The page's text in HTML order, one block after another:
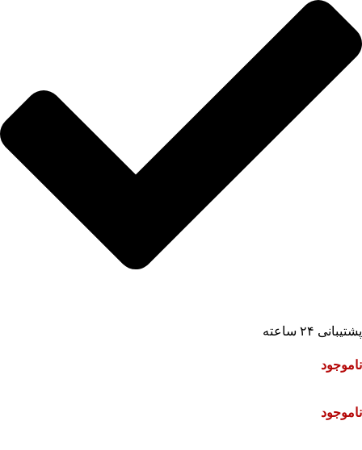
پشتیبانی ۲۴ ساعته
ناموجود
ناموجود